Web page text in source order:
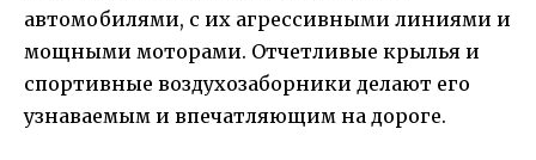
автомобилями, с их агрессивными линиями и
мощными моторами. Отчетливые крылья и
спортивные воздухозаборники делают его
узнаваемым и впечатляющим на дороге.